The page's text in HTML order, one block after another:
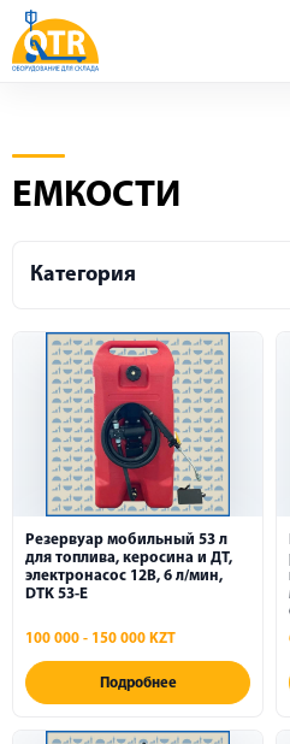
ЕМКОСТИ
Категория
Гидравлические тележки
Штабелеры
Тележки складские
Самоходные штабелеры
Вибротехника
Резервуар мобильный 53 л
для топлива, керосина и ДТ,
электронасос 12В, 6 л/мин,
DTK 53-E
100 000 - 150 000 KZT
Подробнее